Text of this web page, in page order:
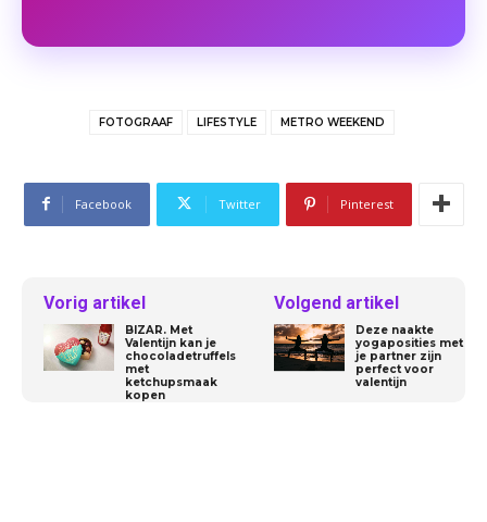
FOTOGRAAF LIFESTYLE METRO WEEKEND
Facebook Twitter Pinterest
Vorig artikel
BIZAR. Met
Valentijn kan je
chocoladetruffels
met
ketchupsmaak
kopen
Volgend artikel
Deze naakte
yogaposities met
je partner zijn
perfect voor
valentijn